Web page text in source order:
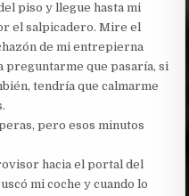
piso y llegue hasta mi
el salpicadero. Mire el
de mi entrepierna
preguntarme que pasaría, si
tendría que calmarme
pero esos minutos
hacia el portal del
mi coche y cuando lo